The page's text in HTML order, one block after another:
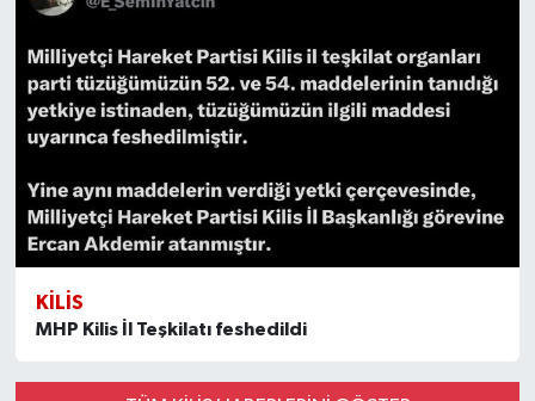
KİLİS
MHP Kilis İl Teşkilatı feshedildi